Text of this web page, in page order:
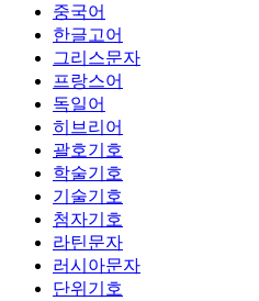
중국어
한글고어
그리스문자
프랑스어
독일어
히브리어
괄호기호
학술기호
기술기호
첨자기호
라틴문자
러시아문자
단위기호